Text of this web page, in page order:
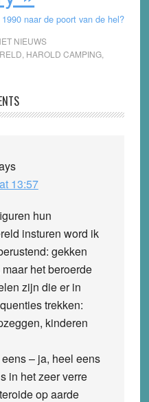
naar de poort van de hel?
NIEUWS
HAROLD CAMPING,
13:57
hun
insturen word ik
gekken
het beroerde
zijn die er in
trekken:
kinderen
– ja, heel eens
in het zeer verre
op aarde